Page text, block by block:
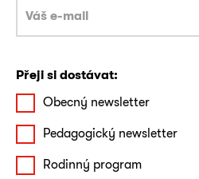
Přeji si dostávat:
Obecný newsletter
Pedagogický newsletter
Rodinný program